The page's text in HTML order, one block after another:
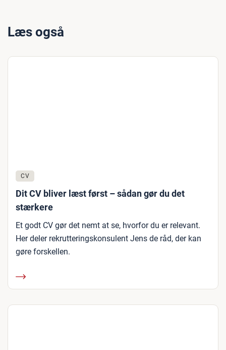
Læs også
CV
Dit CV bliver læst først – sådan gør du det
stærkere
Et godt CV gør det nemt at se, hvorfor du er relevant.
Her deler rekrutteringskonsulent Jens de råd, der kan
gøre forskellen.